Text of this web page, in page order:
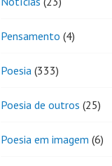
Pensamento (4)
Poesia (333)
Poesia de outros (25)
Poesia em imagem (6)